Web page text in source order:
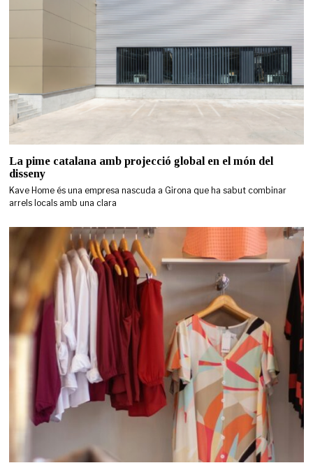
La pime catalana amb projecció global en el món del
disseny
Kave Home és una empresa nascuda a Girona que ha sabut combinar
arrels locals amb una clara